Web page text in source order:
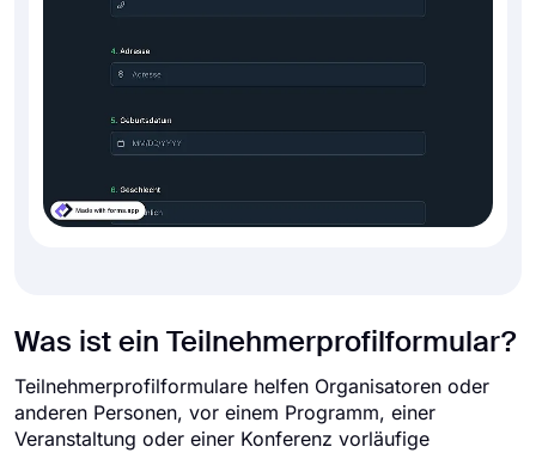
Was ist ein Teilnehmerprofilformular?
Teilnehmerprofilformulare helfen Organisatoren oder
anderen Personen, vor einem Programm, einer
Veranstaltung oder einer Konferenz vorläufige